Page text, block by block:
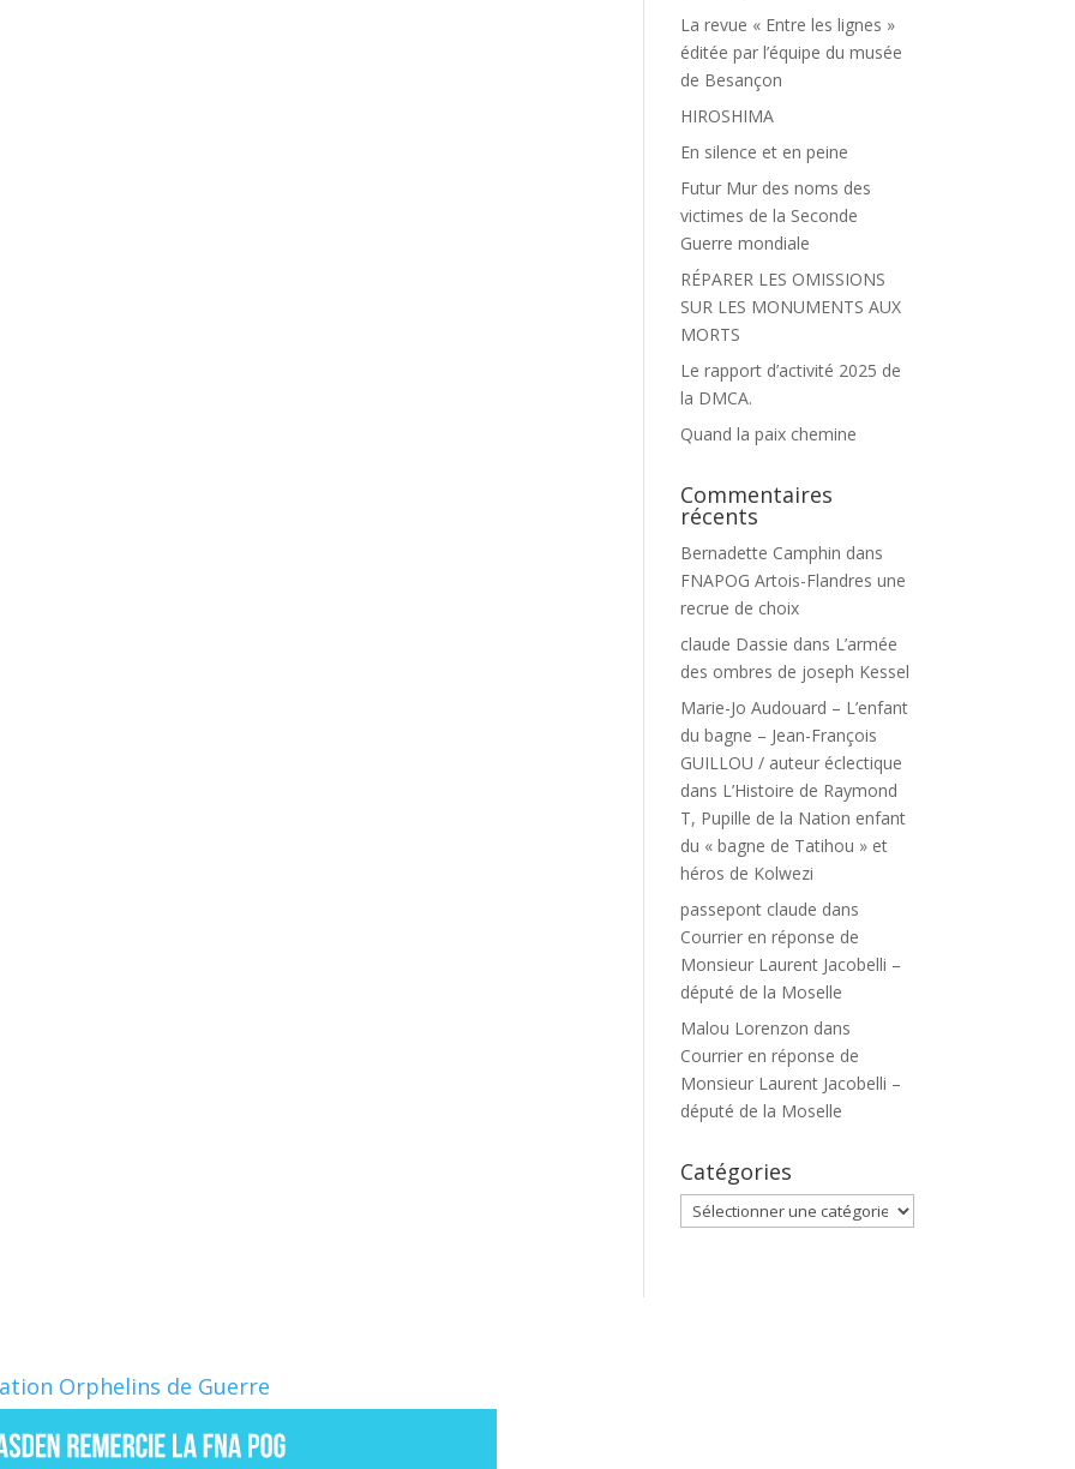
La revue « Entre les lignes »
éditée par l’équipe du musée
de Besançon
HIROSHIMA
En silence et en peine
Futur Mur des noms des
victimes de la Seconde
Guerre mondiale
RÉPARER LES OMISSIONS
SUR LES MONUMENTS AUX
MORTS
Le rapport d’activité 2025 de
la DMCA.
Quand la paix chemine
Commentaires
récents
Bernadette Camphin dans
FNAPOG Artois-Flandres une
recrue de choix
claude Dassie dans L’armée
des ombres de joseph Kessel
Marie-Jo Audouard – L’enfant
du bagne – Jean-François
GUILLOU / auteur éclectique
dans L’Histoire de Raymond
T, Pupille de la Nation enfant
du « bagne de Tatihou » et
héros de Kolwezi
passepont claude dans
Courrier en réponse de
Monsieur Laurent Jacobelli –
député de la Moselle
Malou Lorenzon dans
Courrier en réponse de
Monsieur Laurent Jacobelli –
député de la Moselle
Catégories
Catégories
Orphelins de Guerre